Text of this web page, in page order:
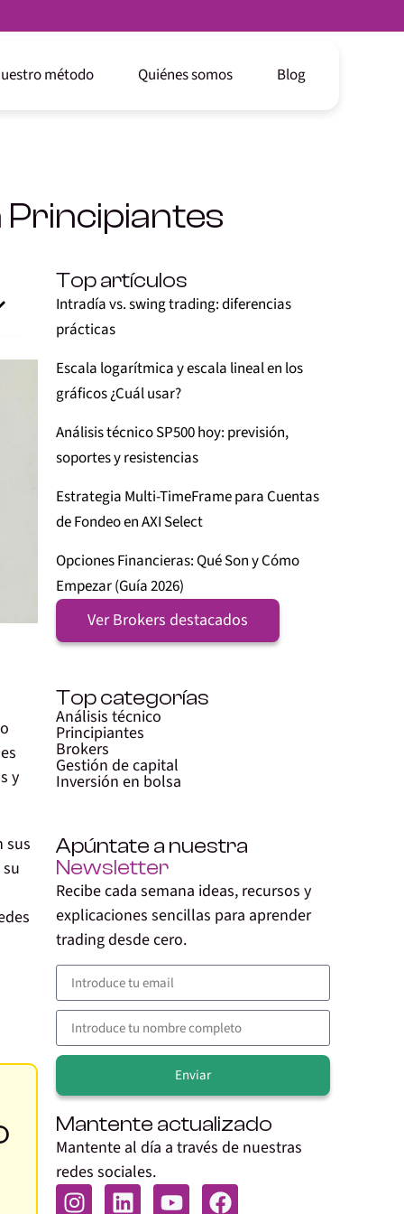
método Quiénes somos Blog
y
sus
Top artículos
Intradía vs. swing trading: diferencias
prácticas
Escala logarítmica y escala lineal en los
gráficos ¿Cuál usar?
Análisis técnico SP500 hoy: previsión,
soportes y resistencias
Estrategia Multi-TimeFrame para Cuentas
de Fondeo en AXI Select
Opciones Financieras: Qué Son y Cómo
Empezar (Guía 2026)
Ver Brokers destacados
Top categorías
Análisis técnico
Principiantes
Brokers
Gestión de capital
Inversión en bolsa
Apúntate a nuestra
Newsletter
Recibe cada semana ideas, recursos y
explicaciones sencillas para aprender
trading desde cero.
Enviar
Mantente actualizado
Mantente al día a través de nuestras
redes sociales.